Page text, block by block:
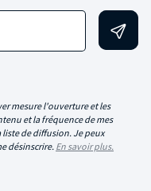
mesure l'ouverture et les
et la fréquence de mes
de diffusion. Je peux
désinscrire. En savoir plus.